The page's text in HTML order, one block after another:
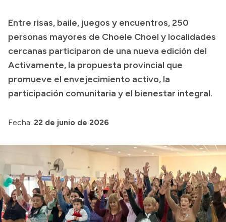
Presupuesto
Boletín Oficial
Compras y licitaciones
Consulta de expedientes
Consulta de pago a proveedores
Login
Entre risas, baile, juegos y encuentros, 250
personas mayores de Choele Choel y localidades
cercanas participaron de una nueva edición del
Activamente, la propuesta provincial que
promueve el envejecimiento activo, la
participación comunitaria y el bienestar integral.
Fecha: 22 de junio de 2026